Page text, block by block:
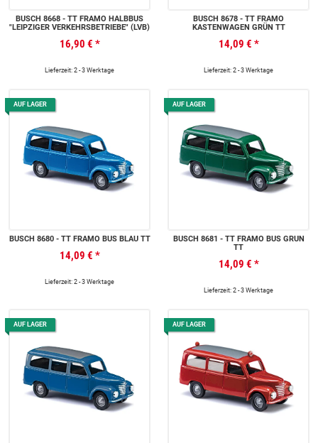
BUSCH 8668 - TT FRAMO HALBBUS
"LEIPZIGER VERKEHRSBETRIEBE" (LVB)
16,90 € *
Lieferzeit: 2 - 3 Werktage
BUSCH 8678 - TT FRAMO
KASTENWAGEN GRÜN TT
14,09 € *
Lieferzeit: 2 - 3 Werktage
AUF LAGER
BUSCH 8680 - TT FRAMO BUS BLAU TT
14,09 € *
Lieferzeit: 2 - 3 Werktage
AUF LAGER
BUSCH 8681 - TT FRAMO BUS GRÜN
TT
14,09 € *
Lieferzeit: 2 - 3 Werktage
AUF LAGER AUF LAGER